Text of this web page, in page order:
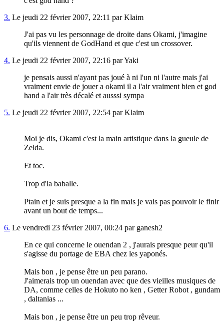
3. Le jeudi 22 février 2007, 22:11 par Klaim
J'ai pas vu les personnage de droite dans Okami, j'imagine
qu'ils viennent de GodHand et que c'est un crossover.
4. Le jeudi 22 février 2007, 22:16 par Yaki
je pensais aussi n'ayant pas joué à ni l'un ni l'autre mais j'ai
vraiment envie de jouer a okami il a l'air vraiment bien et god
hand a l'air très décalé et ausssi sympa
5. Le jeudi 22 février 2007, 22:54 par Klaim
Moi je dis, Okami c'est la main artistique dans la gueule de
Zelda.
Et toc.
Trop d'la baballe.
Ptain et je suis presque a la fin mais je vais pas pouvoir le finir
avant un bout de temps...
6. Le vendredi 23 février 2007, 00:24 par ganesh2
En ce qui concerne le ouendan 2 , j'aurais presque peur qu'il
s'agisse du portage de EBA chez les yaponés.
Mais bon , je pense être un peu parano.
J'aimerais trop un ouendan avec que des vieilles musiques de
DA, comme celles de Hokuto no ken , Getter Robot , gundam
, daltanias ...
Mais bon , je pense être un peu trop rêveur.